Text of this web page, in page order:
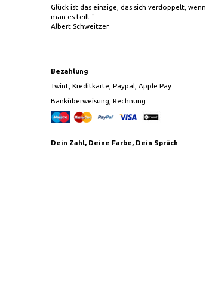
Glück ist das einzige, das sich verdoppelt, wenn
man es teilt."
Albert Schweitzer
Bezahlung
Twint, Kreditkarte, Paypal, Apple Pay
Banküberweisung, Rechnung
Dein Zahl, Deine Farbe, Dein Sprüch